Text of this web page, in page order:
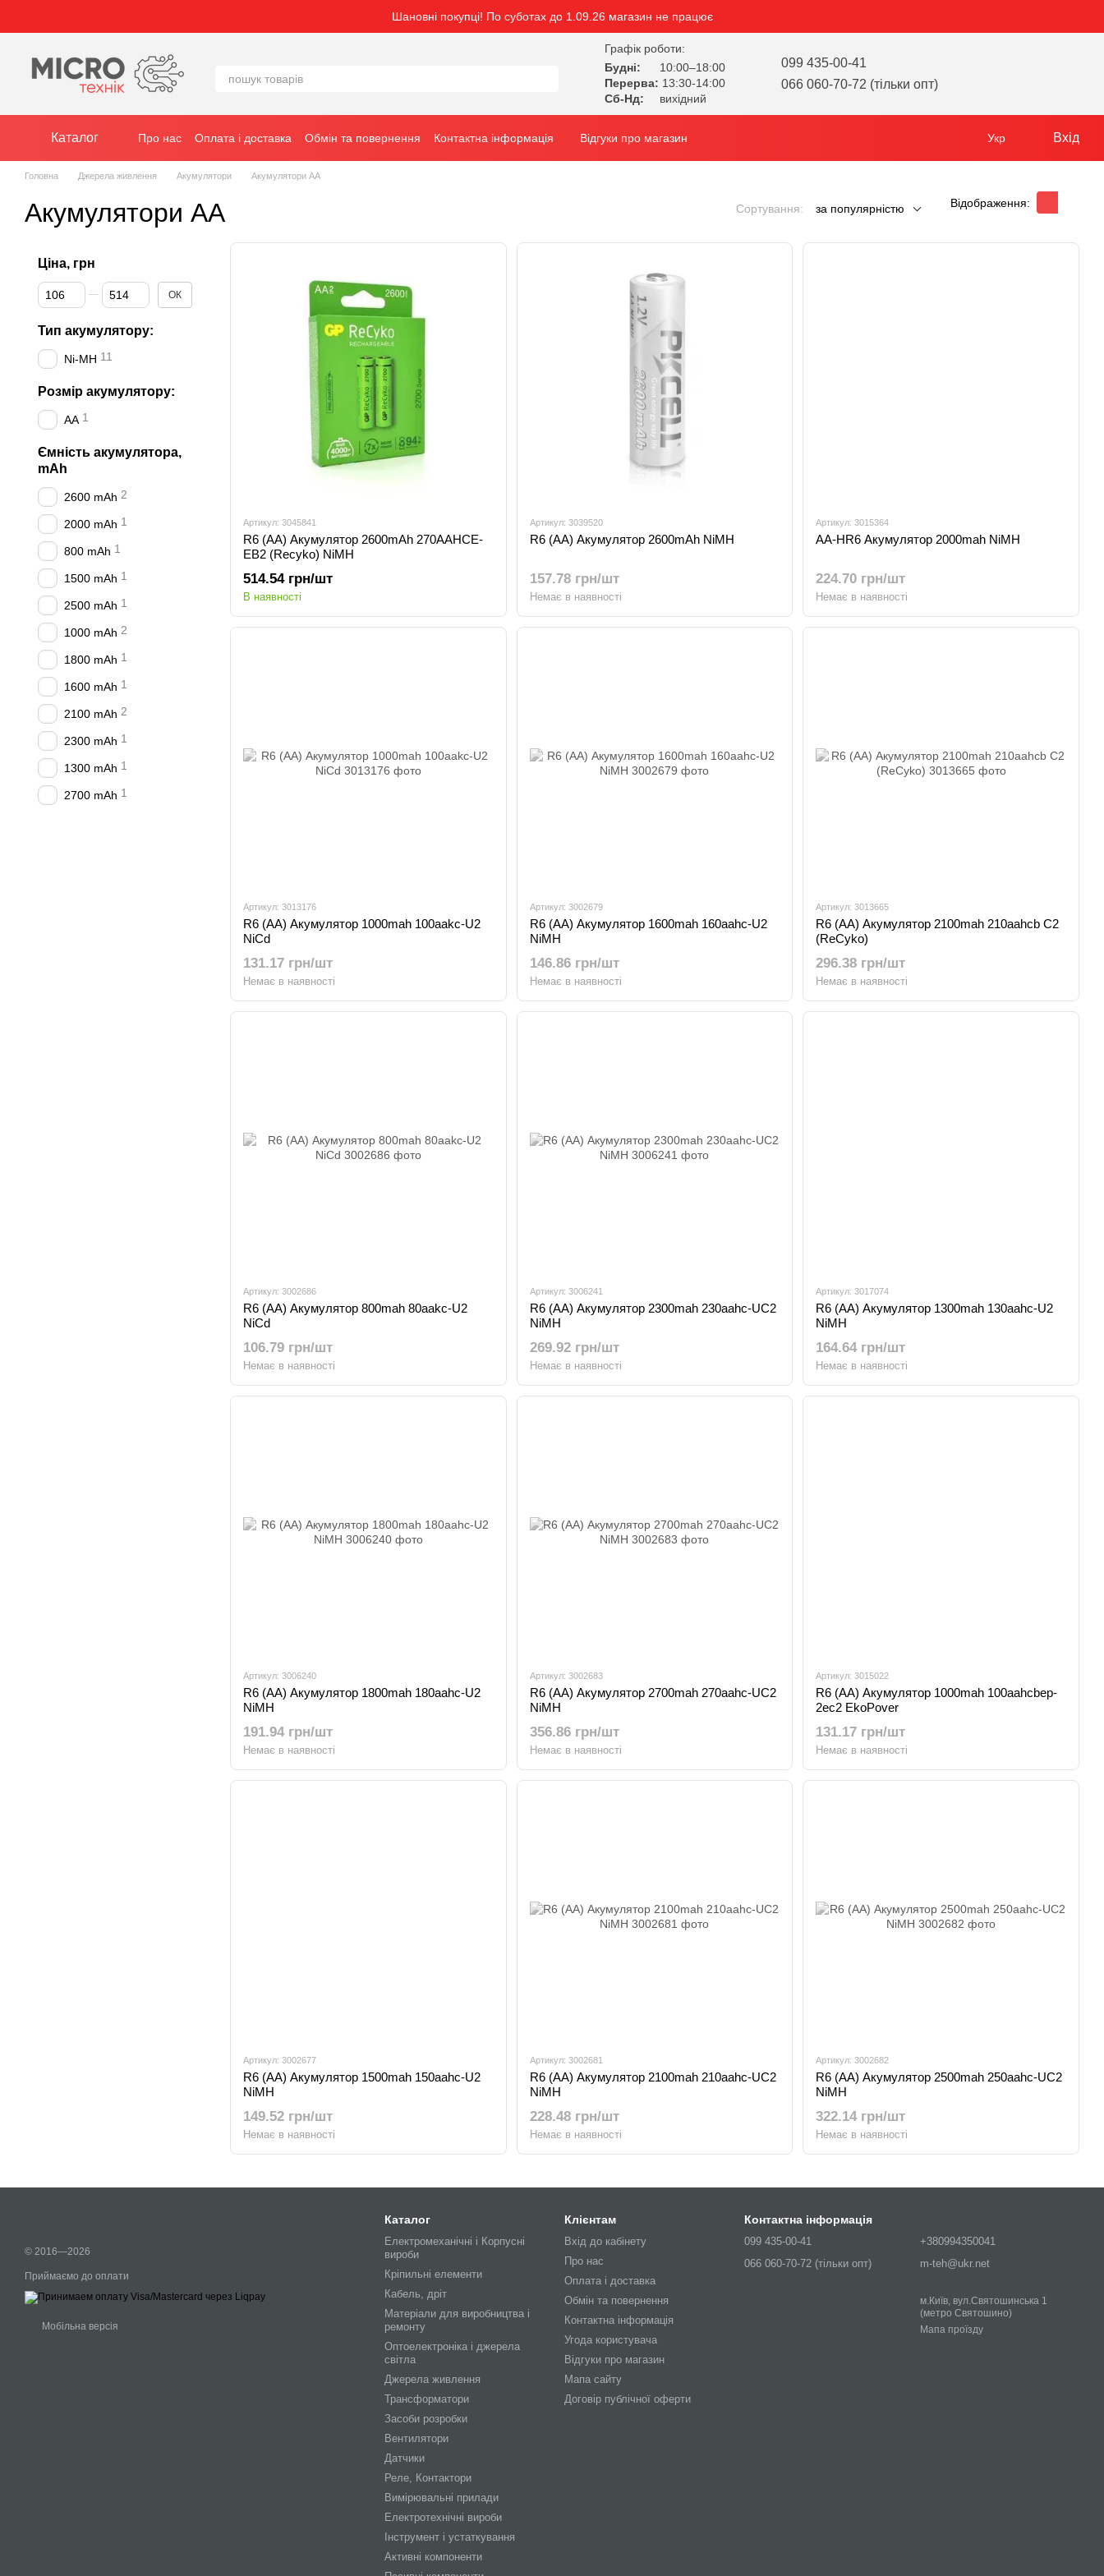
Шановні покупці! По суботах до 1.09.26 магазин не працює
Графік роботи:
Будні:
10:00–18:00
Перерва: 13:30-14:00
Сб-Нд:
вихідний
099 435-00-41
066 060-70-72 (тільки опт)
Каталог Про нас Оплата і доставка Обмін та повернення Контактна інформація Відгуки про магазин Укр Вхід
Головна Джерела живлення Акумулятори Акумулятори АА
Акумулятори АА Сортування: за популярністю Відображення:
Артикул: 3045841
R6 (AA) Акумулятор 2600mAh 270AAHCE-
ЕB2 (Recyko) NiMH
514.54 грн/шт
В наявності
Артикул: 3039520
R6 (AA) Акумулятор 2600mAh NiMH
157.78 грн/шт
Немає в наявності
Артикул: 3015364
AA-HR6 Акумулятор 2000mah NiMH
224.70 грн/шт
Немає в наявності
Артикул: 3013176
R6 (AA) Акумулятор 1000mah 100aakc-U2
NiCd
131.17 грн/шт
Немає в наявності
Артикул: 3002679
R6 (AA) Акумулятор 1600mah 160aahc-U2
NiMH
146.86 грн/шт
Немає в наявності
Артикул: 3013665
R6 (AA) Акумулятор 2100mah 210aahcb C2
(ReCyko)
296.38 грн/шт
Немає в наявності
Артикул: 3002686
R6 (AA) Акумулятор 800mah 80aakc-U2
NiCd
106.79 грн/шт
Немає в наявності
Артикул: 3006241
R6 (AA) Акумулятор 2300mah 230aahc-UC2
NiMH
269.92 грн/шт
Немає в наявності
Артикул: 3017074
R6 (AA) Акумулятор 1300mah 130aahc-U2
NiMH
164.64 грн/шт
Немає в наявності
Артикул: 3006240
R6 (AA) Акумулятор 1800mah 180aahc-U2
NiMH
191.94 грн/шт
Немає в наявності
Артикул: 3002683
R6 (AA) Акумулятор 2700mah 270aahc-UC2
NiMH
356.86 грн/шт
Немає в наявності
Артикул: 3015022
R6 (AA) Акумулятор 1000mah 100aahcbep-
2ec2 EkoPover
131.17 грн/шт
Немає в наявності
Артикул: 3002677
R6 (AA) Акумулятор 1500mah 150aahc-U2
NiMH
149.52 грн/шт
Немає в наявності
Артикул: 3002681
R6 (AA) Акумулятор 2100mah 210aahc-UC2
NiMH
228.48 грн/шт
Немає в наявності
Артикул: 3002682
R6 (AA) Акумулятор 2500mah 250aahc-UC2
NiMH
322.14 грн/шт
Немає в наявності
Ціна, грн
Від Ціна, грн
До Ціна, грн ОК
Тип акумулятору:
Ni-MH 11
Розмір акумулятору:
AA 1
Ємність акумулятора,
mAh
2600 mAh 2
2000 mAh 1
800 mAh 1
1500 mAh 1
2500 mAh 1
1000 mAh 2
1800 mAh 1
1600 mAh 1
2100 mAh 2
2300 mAh 1
1300 mAh 1
2700 mAh 1
© 2016—2026
Приймаємо до оплати
Мобільна версія
Каталог
Електромеханічні і Корпусні
вироби
Кріпильні елементи
Кабель, дріт
Матеріали для виробництва і
ремонту
Оптоелектроніка і джерела
світла
Джерела живлення
Трансформатори
Засоби розробки
Вентилятори
Датчики
Реле, Контактори
Вимірювальні прилади
Електротехнічні вироби
Інструмент і устаткування
Активні компоненти
Клієнтам
Вхід до кабінету
Про нас
Оплата і доставка
Обмін та повернення
Контактна інформація
Угода користувача
Відгуки про магазин
Мапа сайту
Договір публічної оферти
Контактна інформація
099 435-00-41
066 060-70-72 (тільки опт)
+380994350041
m-teh@ukr.net
м.Київ, вул.Святошинська 1
(метро Святошино)
Мапа проїзду